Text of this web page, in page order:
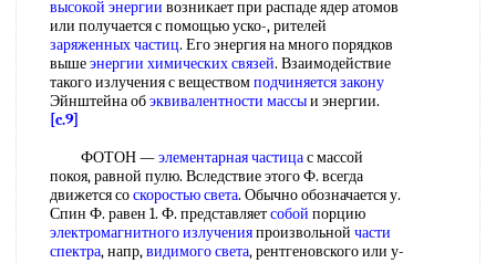
высокой энергии возникает при распаде ядер атомов
или получается с помощью уско-, рителей
заряженных частиц. Его энергия на много порядков
вышеэнергии химических связей. Взаимодействие
такого излучения с веществомподчиняется закону
Эйнштейна обэквивалентности массыи энергии.
[c.9]
ФОТОН —элементарная частицас массой
покоя, равной пулю. Вследствие этого Ф. всегда
движется соскоростью света. Обычно обозначается у.
Спин Ф. равен 1. Ф. представляетсобой порцию
электромагнитного излученияпроизвольной части
спектра, напр,видимого света, рентгеновского или у-